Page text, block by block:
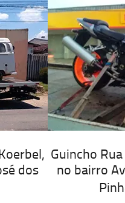
dos
Guincho
no bairro